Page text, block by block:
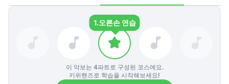
1.오른손 연습
이 악보는 4파트로 구성된 코스에요.
키위핸즈로 학습을 시작해보세요!